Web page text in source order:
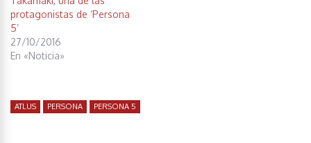
protagonistas de ‘Persona
5’
27/10/2016
En «Noticia»
ATLUS PERSONA PERSONA 5